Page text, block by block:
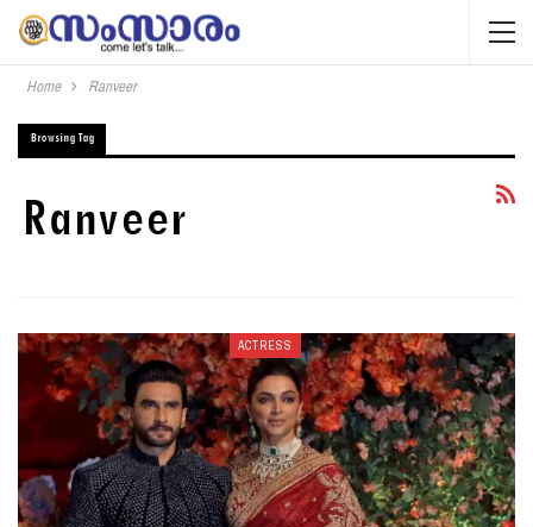
Home Ranveer
Browsing Tag
Ranveer
ACTRESS